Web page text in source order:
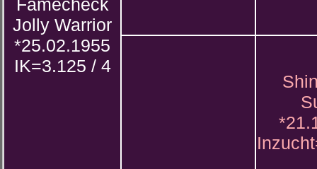
Famecheck
Jolly Warrior
*25.02.1955
IK=3.125 / 4